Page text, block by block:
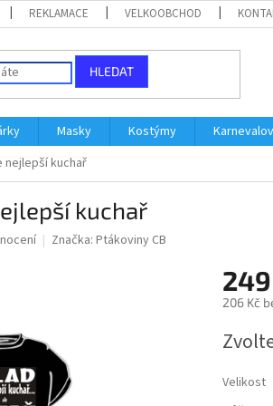
REKLAMACE VELKOOBCHOD
HLEDAT
Masky Kostýmy
nejlepší kuchař
kuchař
Značka: Ptákoviny CB
206 Kč
cena:
Velikost